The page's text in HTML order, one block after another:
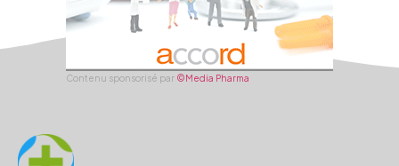
Contenu sponsorisé par ©Media Pharma